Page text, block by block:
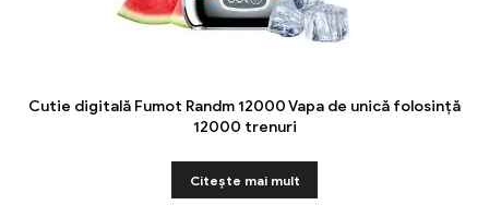
Cutie digitală Fumot Randm 12000 Vapa de unică folosință
12000 trenuri
Citeşte mai mult